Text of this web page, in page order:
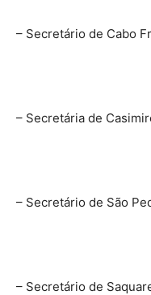
– Secretário de Cabo
– Secretária de
– Secretário de São
– Secretário de